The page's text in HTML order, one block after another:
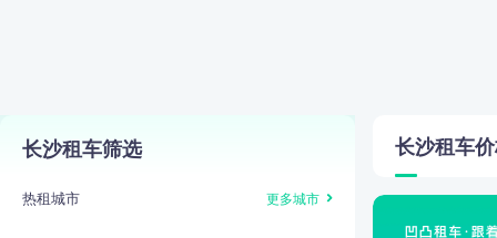
长沙租车筛选
热租城市 更多城市
长沙租车